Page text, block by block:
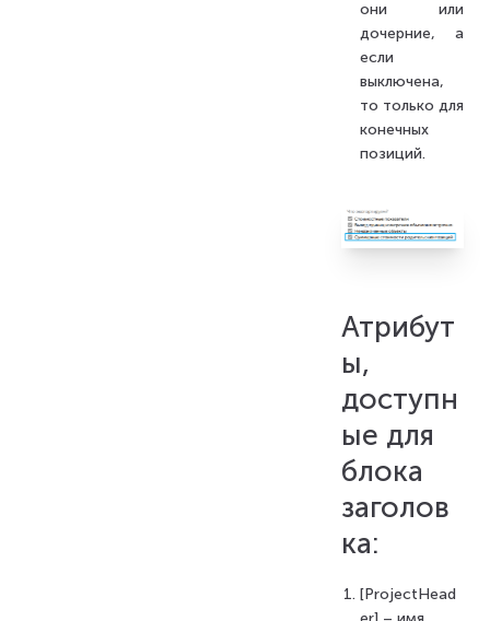
они или
дочерние, а
если
выключена,
то только для
конечных
позиций.
Атрибут
ы,
доступн
ые для
блока
заголов
ка:
[ProjectHead